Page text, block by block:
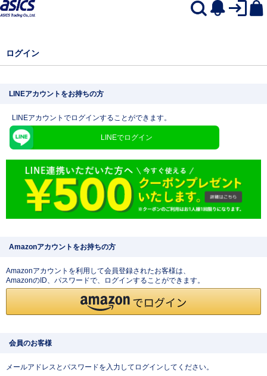
ログイン
LINEアカウントをお持ちの方
LINEアカウントでログインすることができます。
LINEでログイン
Amazonアカウントをお持ちの方
Amazonアカウントを利用して会員登録されたお客様は、
AmazonのID、パスワードで、ログインすることができます。
会員のお客様
メールアドレスとパスワードを入力してログインしてください。